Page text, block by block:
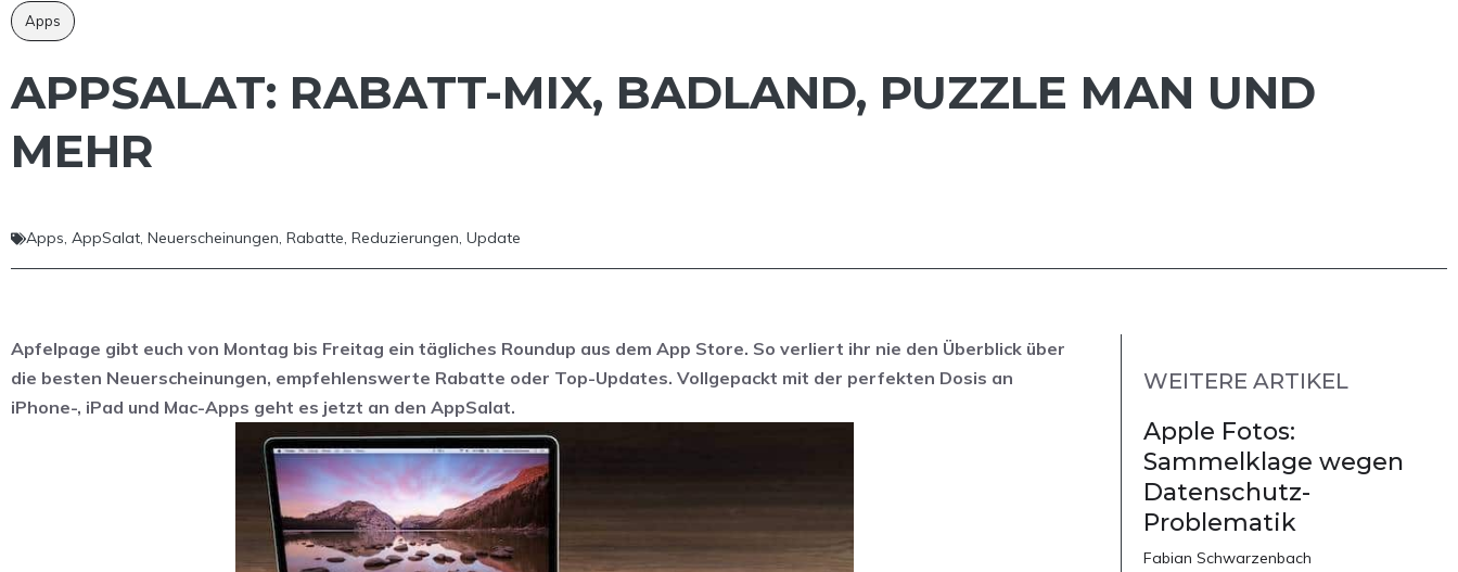
Apps
APPSALAT: RABATT-MIX, BADLAND, PUZZLE MAN UND
MEHR
Apps, AppSalat, Neuerscheinungen, Rabatte, Reduzierungen, Update
Apfelpage gibt euch von Montag bis Freitag ein tägliches Roundup aus dem App Store. So verliert ihr nie den Überblick über
die besten Neuerscheinungen, empfehlenswerte Rabatte oder Top-Updates. Vollgepackt mit der perfekten Dosis an
iPhone-, iPad und Mac-Apps geht es jetzt an den AppSalat.
WEITERE ARTIKEL
Apple Fotos:
Sammelklage wegen
Datenschutz-
Problematik
Fabian Schwarzenbach